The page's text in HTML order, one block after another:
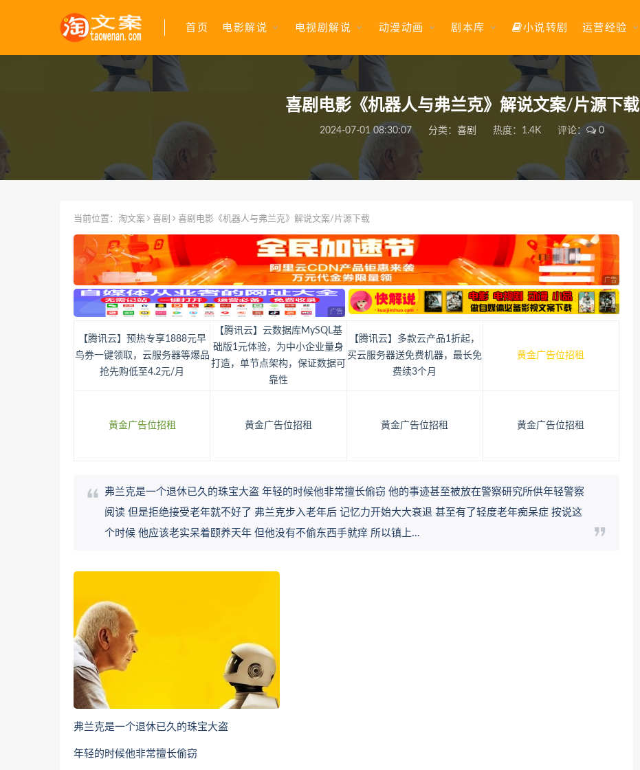
首页 电影解说 电视剧解说 动漫动画 剧本库 小说转剧 运营经验
喜剧电影《机器人与弗兰克》解说文案/片源下载
2024-07-01 08:30:07 分类： 喜剧 热度：1.4K 评论： 0
当前位置： 淘文案 喜剧 喜剧电影《机器人与弗兰克》解说文案/片源下载
【腾讯云】预热专享1888元早
鸟券一键领取，云服务器等爆品
抢先购低至4.2元/月
【腾讯云】云数据库MySQL基
础版1元体验，为中小企业量身
打造，单节点架构，保证数据可
靠性
【腾讯云】多款云产品1折起，
买云服务器送免费机器，最长免
费续3个月
黄金广告位招租
黄金广告位招租 黄金广告位招租 黄金广告位招租 黄金广告位招租
弗兰克是一个退休已久的珠宝大盗 年轻的时候他非常擅长偷窃 他的事迹甚至被放在警察研究所供年轻警察
阅读 但是拒绝接受老年就不好了 弗兰克步入老年后 记忆力开始大大衰退 甚至有了轻度老年痴呆症 按说这
个时候 他应该老实呆着颐养天年 但他没有不偷东西手就痒 所以镇上...
弗兰克是一个退休已久的珠宝大盗
年轻的时候他非常擅长偷窃